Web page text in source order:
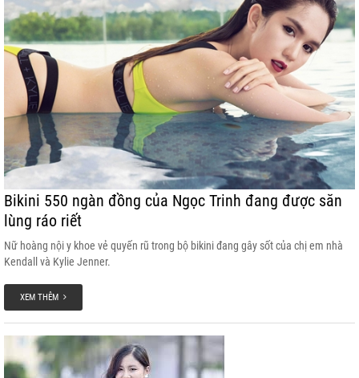
Bikini 550 ngàn đồng của Ngọc Trinh đang được săn
lùng ráo riết
Nữ hoàng nội y khoe vẻ quyến rũ trong bộ bikini đang gây sốt của chị em nhà
Kendall và Kylie Jenner.
XEM THÊM